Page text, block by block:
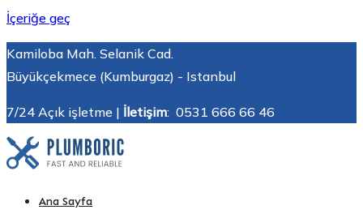
İçeriğe geç
Kamiloba Mah. Selanik Cad.
Büyükçekmece (Kumburgaz) - Istanbul
7/24 Açık işletme | İletişim: 0531 666 66 46
Kumburgaz Akü Takviye | 7/24 Hızlı Servis – ☎️ (0531) 666
7/24 Yerinde akü Takviye. Büyükçekmece, Silivri, Beylikdüzü,
Ana Sayfa